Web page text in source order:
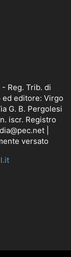
Reg. Trib. di
ed editore: Virgo
G. B. Pergolesi
iscr. Registro
|
versato